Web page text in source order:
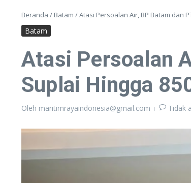
Beranda / Batam /Atasi Persoalan Air, BP Batam dan
Batam
Atasi Persoalan
Suplai Hingga
Oleh maritimrayaindonesia@gmail.com Tidak